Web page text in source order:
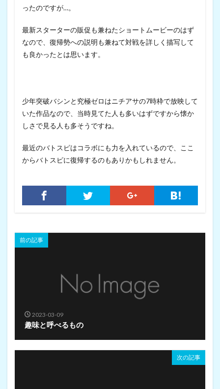
ったのですが…。
最新スターターの販促も兼ねたショートムービーのはず
なので、復帰勢への説明も兼ねて対戦を詳しく描写して
も良かったとは思います。
少年突破バシンと究極ゼロはニチアサの7時枠で放映して
いた作品なので、当時見てた人も多いはずですから懐か
しさで見る人も多そうですね。
最近のバトスピはコラボにも力を入れているので、ここ
からバトスピに復帰するのもありかもしれません。
前の記事
2023-03-09
趣味と呼べるもの
次の記事